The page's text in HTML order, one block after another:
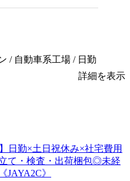
/ 自動車系工場 / 日勤
詳細を表示